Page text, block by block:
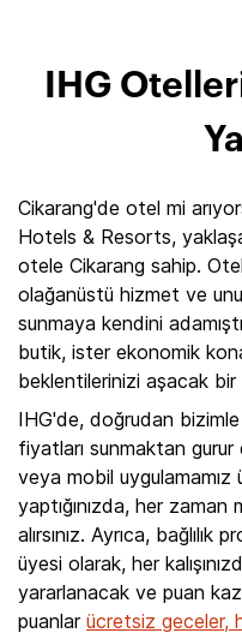
IHG
Cikarang'de otel mi
Hotels & Resorts,
otele Cikarang sahip.
olağanüstü hizmet ve
sunmaya kendini
butik, ister ekonomik
beklentilerinizi aşacak bir
IHG'de, doğrudan
fiyatları sunmaktan
veya mobil
yaptığınızda, her
alırsınız. Ayrıca, bağlılık
üyesi olarak, her
yararlanacak ve puan
puanlar ücretsiz geceler,